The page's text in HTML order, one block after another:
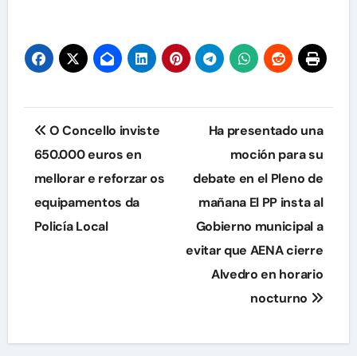
Navegación
de
entradas
O Concello inviste
650.000 euros en
mellorar e reforzar os
equipamentos da
Policía Local
Ha presentado una
moción para su
debate en el Pleno de
mañana El PP insta al
Gobierno municipal a
evitar que AENA cierre
Alvedro en horario
nocturno